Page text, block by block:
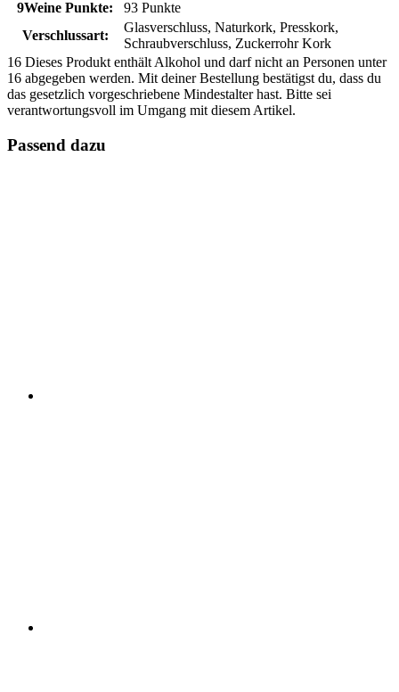
9Weine Punkte:
93 Punkte
Verschlussart:
Glasverschluss, Naturkork, Presskork,
Schraubverschluss, Zuckerrohr Kork
16 Dieses Produkt enthält Alkohol und darf nicht an Personen unter
16 abgegeben werden. Mit deiner Bestellung bestätigst du, dass du
das gesetzlich vorgeschriebene Mindestalter hast. Bitte sei
verantwortungsvoll im Umgang mit diesem Artikel.
Passend dazu